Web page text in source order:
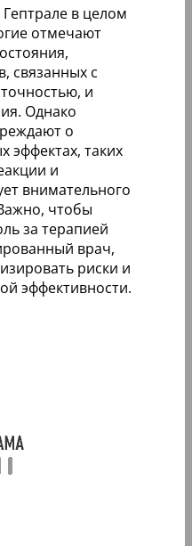
в целом
отмечают
связанных с
и
Однако
о
таких
и
внимательного
чтобы
за терапией
врач,
риски и
эффективности.